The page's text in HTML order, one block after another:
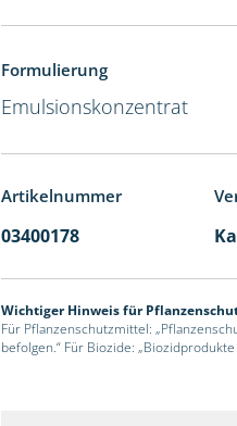
Formulierung
Emulsionskonzentrat
Artikelnummer
03400178
Wichtiger Hinweis für
Für Pflanzenschutzmittel:
befolgen.“ Für Biozide: